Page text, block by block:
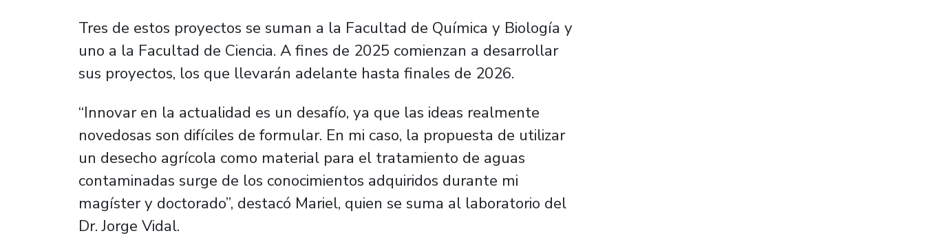
Tres de estos proyectos se suman a la Facultad de Química y Biología y
uno a la Facultad de Ciencia. A fines de 2025 comienzan a desarrollar
sus proyectos, los que llevarán adelante hasta finales de 2026.
“Innovar en la actualidad es un desafío, ya que las ideas realmente
novedosas son difíciles de formular. En mi caso, la propuesta de utilizar
un desecho agrícola como material para el tratamiento de aguas
contaminadas surge de los conocimientos adquiridos durante mi
magíster y doctorado”, destacó Mariel, quien se suma al laboratorio del
Dr. Jorge Vidal.